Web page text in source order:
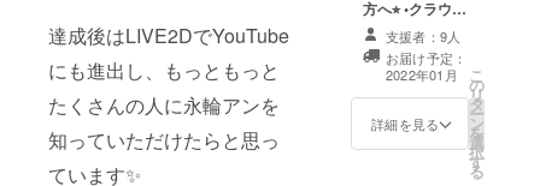
達成後はLIVE2DでYouTube
にも進出し、もっともっと
たくさんの人に永輪アンを
知っていただけたらと思っ
ています✨
で、お手数です
がダウンロード
とフォローの程
よろしくお願い
いたします）
方へ⭐︎ •クラウド
ファンディング
限定！！アン
ちゃんの自
作！！！ Twitter
用、IRIAM用
ヘッダーをご提
支援者：9人
お届け予定：
2022年01月
詳細を見る
こ
の
リ
タ
ー
ン
を
選
択
す
る